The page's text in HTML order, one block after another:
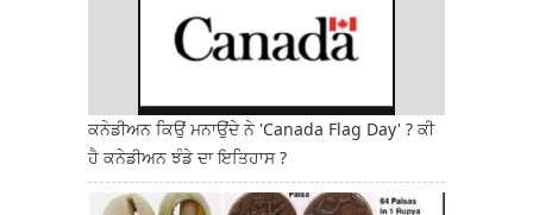
ਕਨੇਡੀਅਨ ਕਿਉਂ ਮਨਾਉਂਦੇ ਨੇ 'Canada Flag Day' ? ਕੀ
ਹੈ ਕਨੇਡੀਅਨ ਝੰਡੇ ਦਾ ਇਤਿਹਾਸ ?